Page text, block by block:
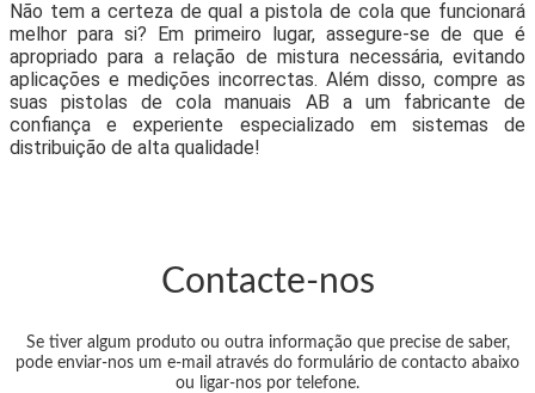
Não tem a certeza de qual a pistola de cola que funcionará
melhor para si? Em primeiro lugar, assegure-se de que é
apropriado para a relação de mistura necessária, evitando
aplicações e medições incorrectas. Além disso, compre as
suas pistolas de cola manuais AB a um fabricante de
confiança e experiente especializado em sistemas de
distribuição de alta qualidade!
Contacte-nos
Se tiver algum produto ou outra informação que precise de saber,
pode enviar-nos um e-mail através do formulário de contacto abaixo
ou ligar-nos por telefone.